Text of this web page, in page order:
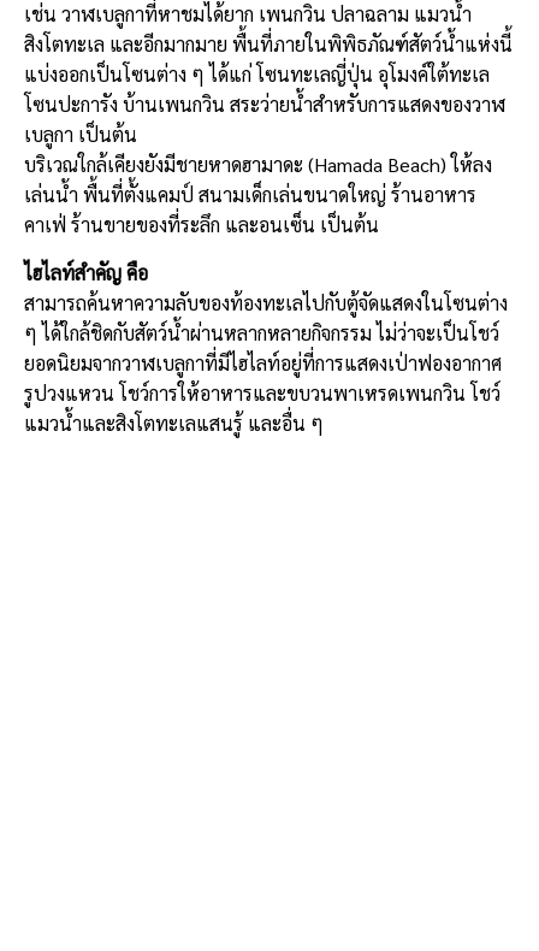
เช่น วาฬเบลูกาที่หาชมได้ยาก เพนกวิน ปลาฉลาม แมวน้ำ
สิงโตทะเล และอีกมากมาย พื้นที่ภายในพิพิธภัณฑ์สัตว์น้ำแห่งนี้
แบ่งออกเป็นโซนต่าง ๆ ได้แก่ โซนทะเลญี่ปุ่น อุโมงค์ใต้ทะเล
โซนปะการัง บ้านเพนกวิน สระว่ายน้ำสำหรับการแสดงของวาฬ
เบลูกา เป็นต้น
บริเวณใกล้เคียงยังมีชายหาดฮามาดะ (Hamada Beach) ให้ลง
เล่นน้ำ พื้นที่ตั้งแคมป์ สนามเด็กเล่นขนาดใหญ่ ร้านอาหาร
คาเฟ่ ร้านขายของที่ระลึก และอนเซ็น เป็นต้น
ไฮไลท์สำคัญ คือ
สามารถค้นหาความลับของท้องทะเลไปกับตู้จัดแสดงในโซนต่าง
ๆ ได้ใกล้ชิดกับสัตว์น้ำผ่านหลากหลายกิจกรรม ไม่ว่าจะเป็นโชว์
ยอดนิยมจากวาฬเบลูกาที่มีไฮไลท์อยู่ที่การแสดงเป่าฟองอากาศ
รูปวงแหวน โชว์การให้อาหารและขบวนพาเหรดเพนกวิน โชว์
แมวน้ำและสิงโตทะเลแสนรู้ และอื่น ๆ